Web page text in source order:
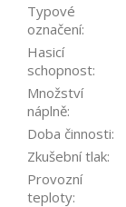
Typové
označení:
Hasicí
schopnost:
Množství
náplně:
Doba činnosti:
Zkušební tlak:
Provozní
teploty: